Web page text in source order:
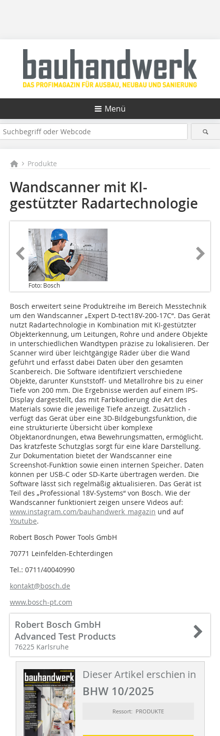
Menü
Produkte
Wandscanner mit KI-
gestützter Radartechnologie
Foto: Bosch
Bosch erweitert seine Produktreihe im Bereich Messtechnik
um den Wandscanner „Expert D-tect18V-200-17C“. Das Gerät
nutzt Radartechnologie in Kombination mit KI-gestützter
Objekterkennung, um Leitungen, Rohre und andere Objekte
in unterschiedlichen Wandtypen präzise zu lokalisieren. Der
Scanner wird über leichtgängige Räder über die Wand
geführt und erfasst dabei Daten über den gesamten
Scanbereich. Die Software identifiziert verschiedene
Objekte, darunter Kunststoff- und Metallrohre bis zu einer
Tiefe von 200 mm. Die Ergebnisse werden auf einem IPS-
Display dargestellt, das mit Farbkodierung die Art des
Materials sowie die jeweilige Tiefe anzeigt. Zusätzlich ­
verfügt das Gerät über eine ­3D-Bildgebungsfunktion, die
eine strukturierte Übersicht über komplexe
Objektanordnungen, etwa Bewehrungsmatten, ­ermöglicht.
Das kratzfeste Schutzglas sorgt für eine klare Darstellung.
Zur Dokumentation bietet der Wandscanner eine
Screenshot-Funktion sowie einen internen Speicher. Daten
können per USB-C oder SD-Karte über­tragen werden. Die
Software lässt sich regel­mäßig aktualisieren. Das ­Gerät ist
Teil des „Professional 18V-­Systems“ von Bosch. Wie der
Wandscanner funktioniert zeigen unsere Videos auf:
www.instagram.com/bauhandwerk_magazin und auf
Youtube.
Robert Bosch Power Tools GmbH
70771 Leinfelden-Echterdingen
Tel.: 0711/40040990
kontakt@bosch.de
www.bosch-pt.com
Robert Bosch GmbH
Advanced Test Products
76225 Karlsruhe
Dieser Artikel erschien in
BHW 10/2025
Ressort: PRODUKTE